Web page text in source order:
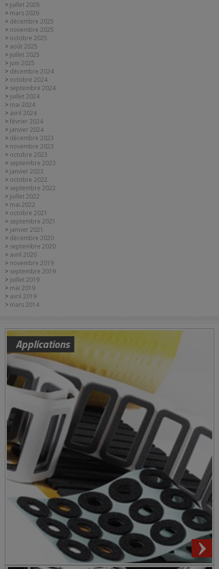
juillet 2026
mars 2026
décembre 2025
novembre 2025
octobre 2025
août 2025
juillet 2025
juin 2025
décembre 2024
octobre 2024
septembre 2024
juillet 2024
mai 2024
avril 2024
février 2024
janvier 2024
décembre 2023
novembre 2023
octobre 2023
septembre 2023
janvier 2023
octobre 2022
septembre 2022
juillet 2022
mai 2022
octobre 2021
septembre 2021
janvier 2021
décembre 2020
septembre 2020
avril 2020
novembre 2019
septembre 2019
juillet 2019
mai 2019
avril 2019
mars 2014
Applications